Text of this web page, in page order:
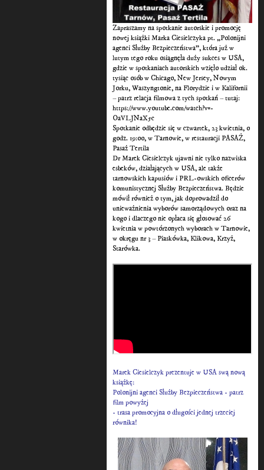
Zapraszamy na spotkanie autorskie i promocję
nowej książki Marka Ciesielczyka pt. „Polonijni
agenci Służby Bezpieczeństwa”, która już w
lutym tego roku osiągnęła duży sukces w USA,
gdzie w spotkaniach autorskich wzięło udział ok.
tysiąc osób w Chicago, New Jersey, Nowym
Jorku, Waszyngtonie, na Florydzie i w Kalifornii
– patrz relacja filmowa z tych spotkań – tutaj:
https://www.youtube.com/watch?v=-
OaVLJNaX5c
Spotkanie odbędzie się w czwartek, 23 kwietnia, o
godz. 19:oo, w Tarnowie, w restauracji PASAŻ,
Pasaż Tertila
Dr Marek Ciesielczyk ujawni nie tylko nazwiska
esbeków, działających w USA, ale także
tarnowskich kapusiów i PRL-owskich oficerów
komunistycznej Służby Bezpieczeństwa. Będzie
mówił również o tym, jak doprowadził do
unieważnienia wyborów samorządowych oraz na
kogo i dlaczego nie opłaca się głosować 26
kwietnia w powtórzonych wyborach w Tarnowie,
w okręgu nr 3 – Piaskówka, Klikowa, Krzyż,
Starówka.
Marek Ciesielczyk prezentuje w USA swą nową
książkę:
Polonijni agenci Służby Bezpieczeństwa - patrz
film powyżej
- trasa promocyjna o długości jednej trzeciej
równika!